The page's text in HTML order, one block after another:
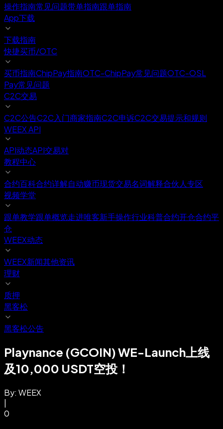
操作指南常见问题带单指南跟单指南
App下载
下载指南
快捷买币/OTC
买币指南ChipPay指南OTC-ChipPay常见问题OTC-OSL
Pay常见问题
C2C交易
C2C公告C2C入门商家指南C2C申诉C2C交易提示和规则
WEEX API
API动态API交易对
教程中心
合约百科合约详解自动赚币现货交易名词解释合伙人专区
视频学堂
跟单教学跟单概览走进唯客新手操作行业科普合约开仓合约平
仓
WEEX动态
WEEX新闻其他资讯
理财
质押
黑客松
黑客松公告
Playnance (GCOIN) WE-Launch上线
及10,000 USDT空投！
By: WEEX
|
0